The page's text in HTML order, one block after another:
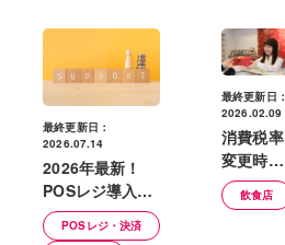
最終更新日：
2026.07.14
2026年最新！
POSレジ導入に
使える補助金や
助成金の例｜検
POSレジ・決済
最終更新日：
2026.02.09
消費税率
変更時の
飲食店レ
ジ対応と
飲食店